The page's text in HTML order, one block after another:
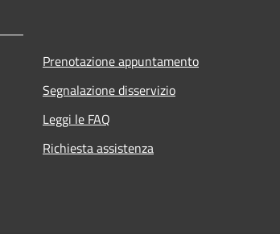
Prenotazione appuntamento
Segnalazione disservizio
Leggi le FAQ
Richiesta assistenza